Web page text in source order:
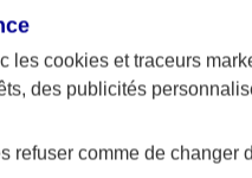
les cookies et traceurs
des publicités
refuser comme de changer